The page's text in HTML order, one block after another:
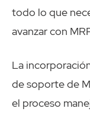
todo lo que
avanzar con
La
de soporte de
el proceso